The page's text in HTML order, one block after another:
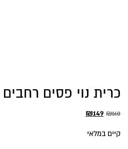
כרית נוי פסים רחבים
₪160
המחיר
₪149
קיים במלאי